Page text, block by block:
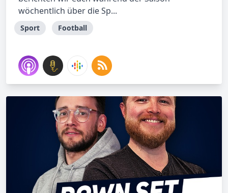
wöchentlich über die Sp...
Sport Football